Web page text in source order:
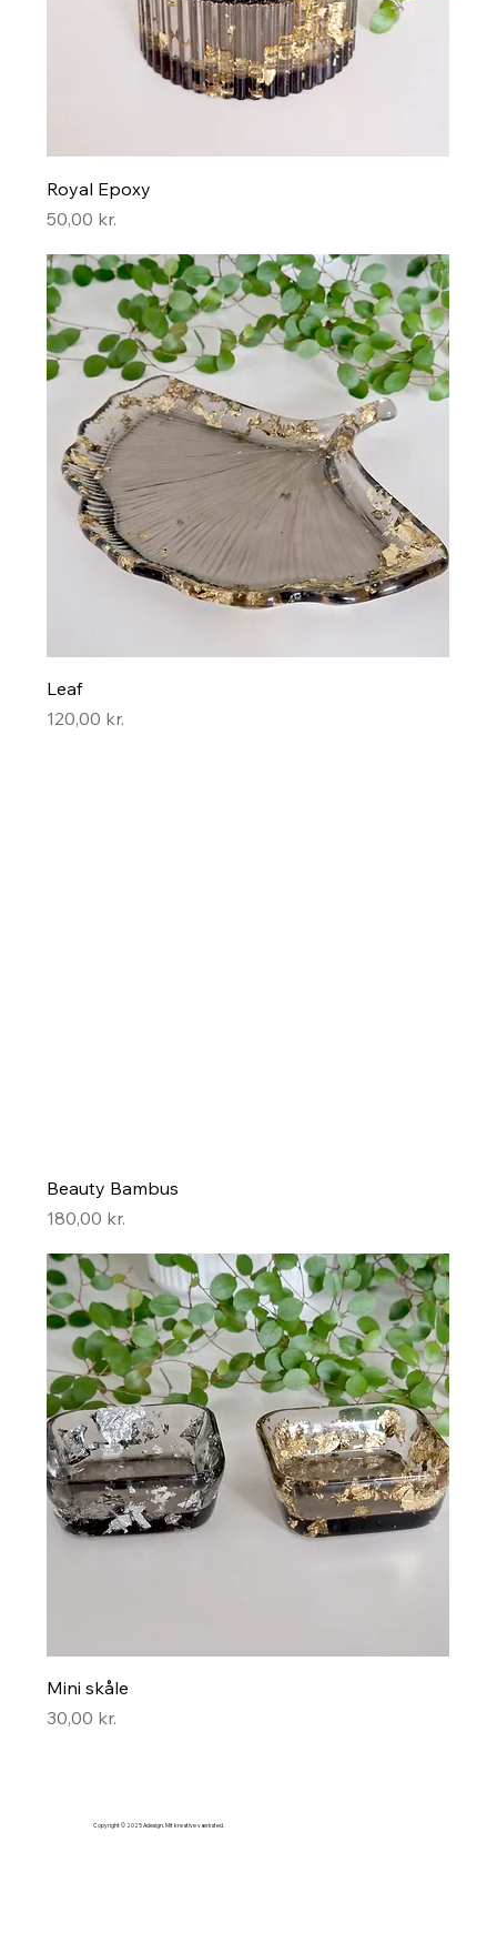
Royal Epoxy
Pris
50,00 kr.
Leaf
Pris
120,00 kr.
Beauty Bambus
Pris
180,00 kr.
Mini skåle
Pris
30,00 kr.
Copyright © 2025 Adesign. Mit kreative værksted.